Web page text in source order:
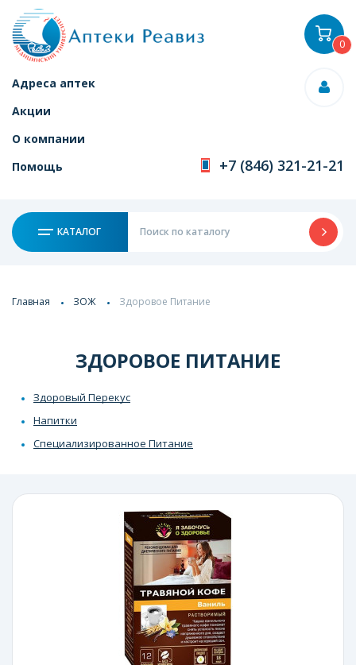
Адреса аптек
Акции
О компании
Помощь
+7 (846) 321-21-21
КАТАЛОГ
0
Главная ЗОЖ Здоровое Питание
ЗДОРОВОЕ ПИТАНИЕ
Здоровый Перекус
Напитки
Специализированное Питание